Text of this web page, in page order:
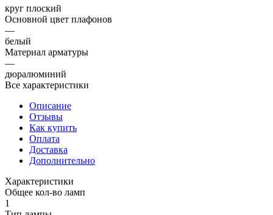
круг плоский
Основной цвет плафонов
—
белый
Материал арматуры
—
дюралюминий
Все характеристики
Описание
Отзывы
Как купить
Оплата
Доставка
Дополнительно
Характеристики
Общее кол-во ламп
1